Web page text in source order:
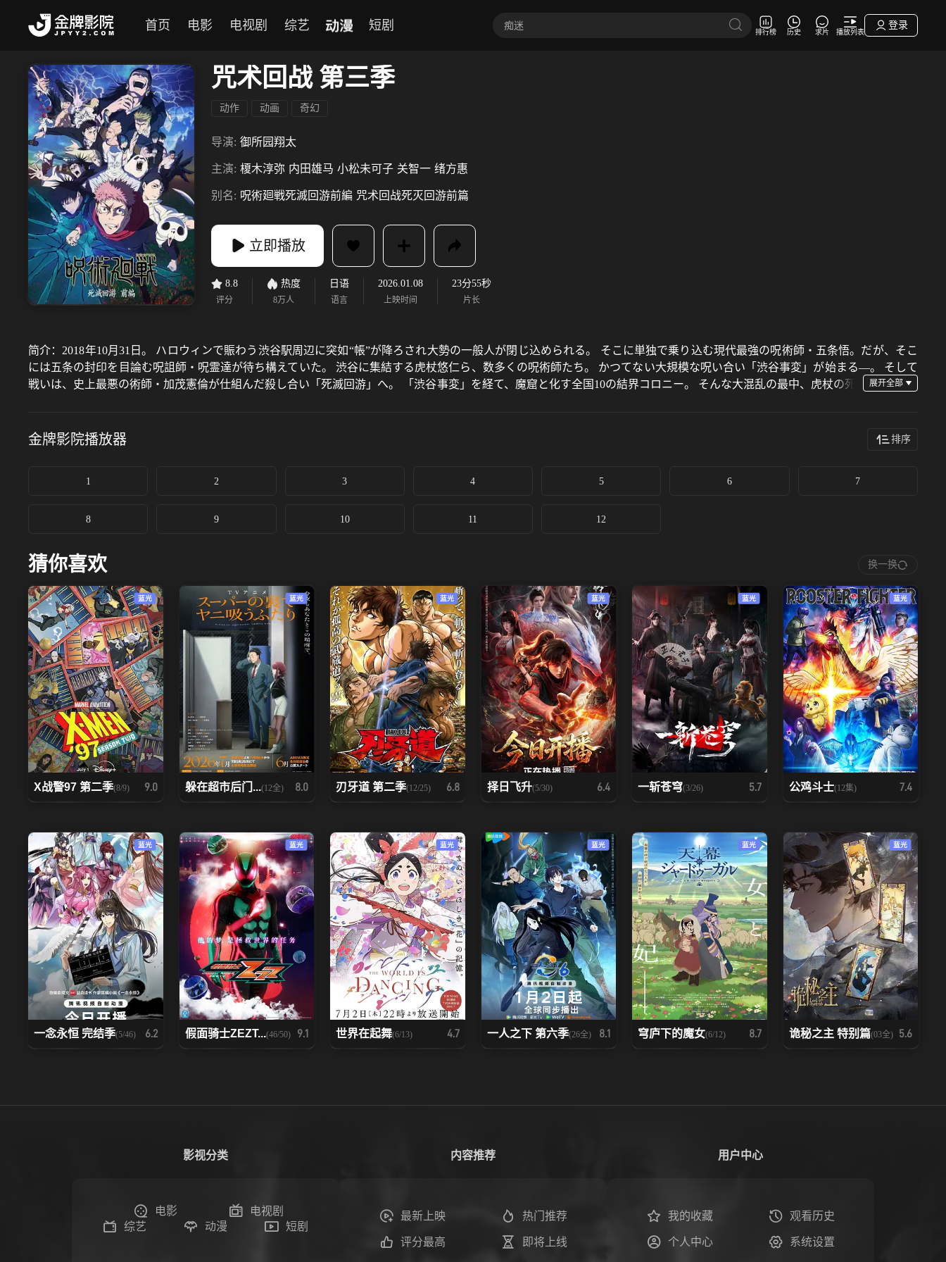
首页 电影 电视剧 综艺 动漫 短剧 排行榜 历史 求片 播放列表
登录
咒术回战 第三季
动作 动画 奇幻
导演: 御所园翔太
主演: 榎木淳弥 内田雄马 小松未可子 关智一 绪方惠
别名: 呪術廻戦死滅回游前編 咒术回战死灭回游前篇
立即播放
8.8
评分
热度
8万人
日语
语言
2026.01.08
上映时间
23分55秒
片长
简介： 2018年10月31日。 ハロウィンで賑わう渋谷駅周辺に突如“帳”が降ろされ大勢の一般人が閉じ込められる。 そこに単独で乗り込む現代最強の呪術師・五条悟。だが、そこ
には五条の封印を目論む呪詛師・呪霊達が待ち構えていた。 渋谷に集結する虎杖悠仁ら、数多くの呪術師たち。 かつてない大規模な呪い合い「渋谷事変」が始まる―。 そして
戦いは、史上最悪の術師・加茂憲倫が仕組んだ殺し合い「死滅回游」へ。 「渋谷事変」を経て、魔窟と化す全国10の結界コロニー。 そんな大混乱の最中、虎杖の死
金牌影院播放器 排序
1 2 3 4 5 6 7
8 9 10 11 12
猜你喜欢 换一换
蓝光
X战警97 第二季(8/9) 9.0
蓝光
躲在超市后门...(12全) 8.0
蓝光
刃牙道 第二季(12/25) 6.8
蓝光
择日飞升(5/30) 6.4
蓝光
一斩苍穹(3/26) 5.7
蓝光
公鸡斗士(12集) 7.4
蓝光
一念永恒 完结季(5/46) 6.2
蓝光
假面骑士ZEZT...(46/50) 9.1
蓝光
世界在起舞(6/13) 4.7
蓝光
一人之下 第六季(26全) 8.1
蓝光
穹庐下的魔女(6/12) 8.7
蓝光
诡秘之主 特别篇(03全) 5.6
影视分类
电影
电视剧
综艺
动漫 短剧
内容推荐
最新上映 热门推荐
评分最高 即将上线
用户中心
我的收藏 观看历史
个人中心 系统设置